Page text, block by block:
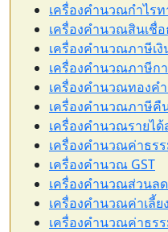
เครื่องคำนวณกำไรท
เครื่องคำนวณสินเชื่
เครื่องคำนวณภาษีเงิ
เครื่องคำนวณภาษีก
เครื่องคำนวณทองคำ
เครื่องคำนวณภาษีคื
เครื่องคำนวณรายได้
เครื่องคำนวณค่าธร
เครื่องคำนวณ GST
เครื่องคำนวณส่วนลด
เครื่องคำนวณค่าเลี้ย
เครื่องคำนวณค่าธรร